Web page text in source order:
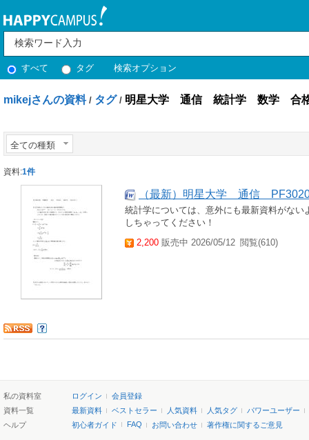
すべて タグ 検索オプション
mikejさんの資料 / タグ / 明星大学 通信 統計学 数学 合
全ての種類
資料:1件
（最新）明星大学 通信
統計学については、意外にも最新資料がな
しちゃってください！
2,200 販売中 2026/05/12 閲覧(610)
私の資料室 ログイン
会員登録
資料一覧
最新資料 ベストセラー 人気資料 人気タグ
パワーユーザー
ヘルプ
初心者ガイド FAQ お問い合わせ 著作権に関するご意見